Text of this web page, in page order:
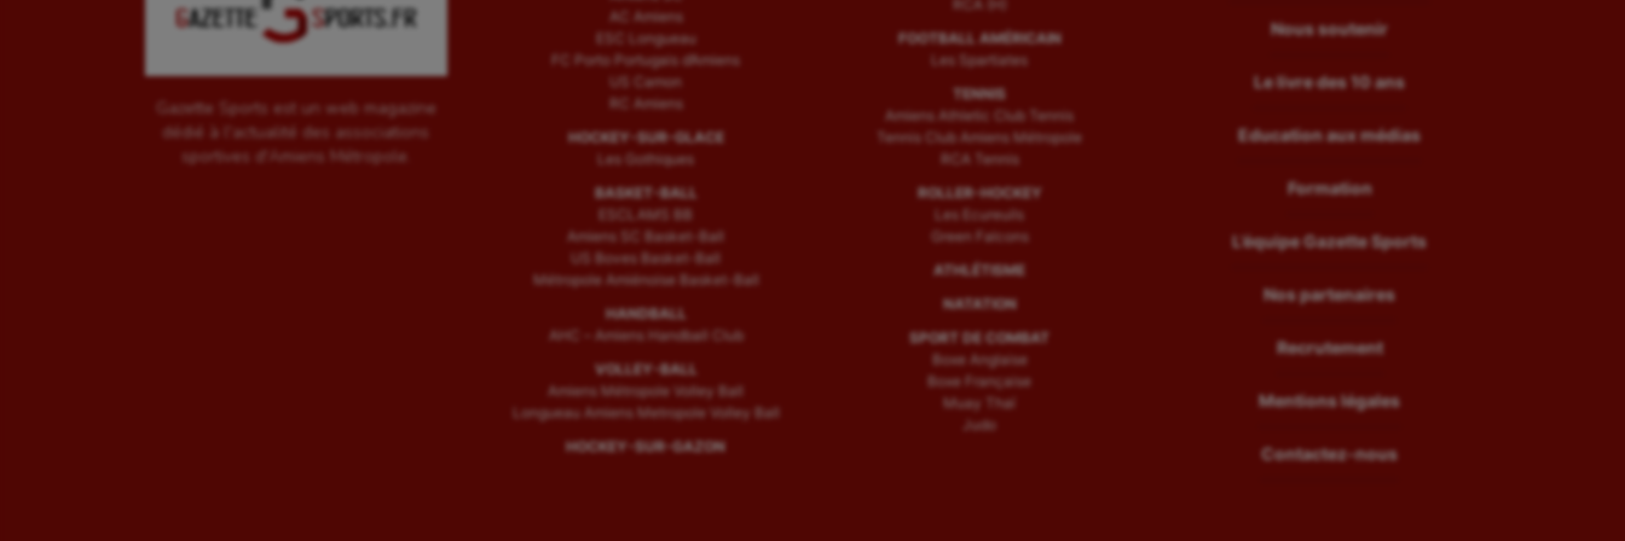
Gazette Sports est un web magazine
dédié à l'actualité des associations
sportives d'Amiens Métropole.
AC Amiens
ESC Longueau
FC Porto Portugais d’Amiens
US Camon
RC Amiens
HOCKEY-SUR-GLACE
Les Gothiques
BASKET-BALL
ESCLAMS BB
Amiens SC Basket-Ball
US Boves Basket-Ball
Métropole Amiénoise Basket-Ball
HANDBALL
AHC – Amiens Handball Club
VOLLEY-BALL
Amiens Métropole Volley Ball
Longueau Amiens Metropole Volley Ball
HOCKEY-SUR-GAZON
RCA (H)
FOOTBALL AMÉRICAIN
Les Spartiates
TENNIS
Amiens Athletic Club Tennis
Tennis Club Amiens Métropole
RCA Tennis
ROLLER-HOCKEY
Les Ecureuils
Green Falcons
ATHLÉTISME
NATATION
SPORT DE COMBAT
Boxe Anglaise
Boxe Française
Muay Thaï
Judo
Nous soutenir
Le livre des 10 ans
Education aux médias
Formation
L’équipe Gazette Sports
Nos partenaires
Recrutement
Mentions légales
Contactez-nous